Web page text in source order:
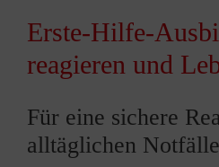
Erste-Hilfe-
reagieren und
Für eine sichere
alltäglichen